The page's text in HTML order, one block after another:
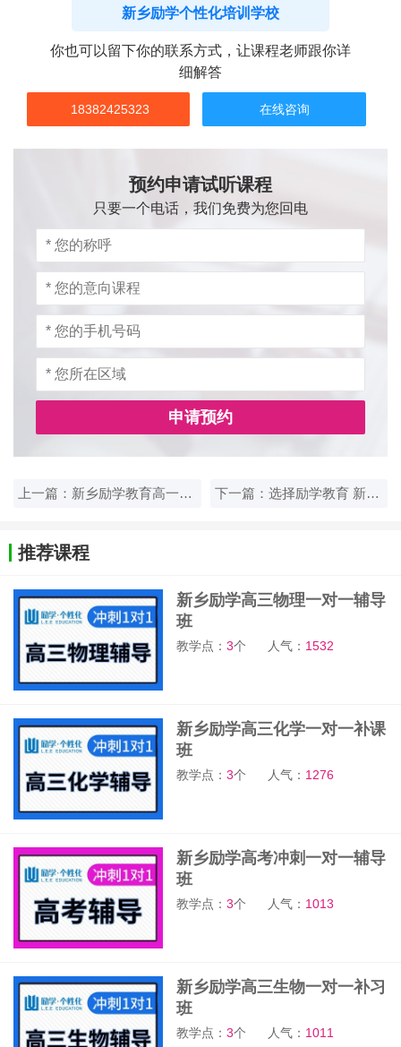
新乡励学个性化培训学校
你也可以留下你的联系方式，让课程老师跟你详
细解答
18382425323 在线咨询
预约申请试听课程
只要一个电话，我们免费为您回电
申请预约
上一篇：新乡励学教育高一英语一对一补习，定制计划提分快 下一篇：选择励学教育 新乡高一英语一对一补习提升成绩
推荐课程
新乡励学高三物理一对一辅导
班
教学点：3个 人气： 1532
新乡励学高三化学一对一补课
班
教学点：3个 人气： 1276
新乡励学高考冲刺一对一辅导
班
教学点：3个 人气： 1013
新乡励学高三生物一对一补习
班
教学点：3个 人气： 1011